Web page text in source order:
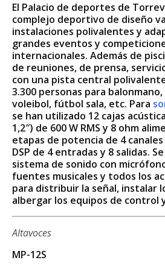
El Palacio de deportes de
complejo deportivo de diseño
instalaciones polivalentes y
grandes eventos y
internacionales. Además de
de reuniones, de prensa,
con una pista central
3.300 personas para
voleibol, fútbol sala, etc. Para
se han utilizado 12 cajas
1,2″) de 600 W RMS y 8 ohm
etapas de potencia de 4
DSP de 4 entradas y 8 salidas.
sistema de sonido con
fuentes musicales y todos los
para distribuir la señal, instalar
albergar los equipos de control
Altavoces
MP-12S